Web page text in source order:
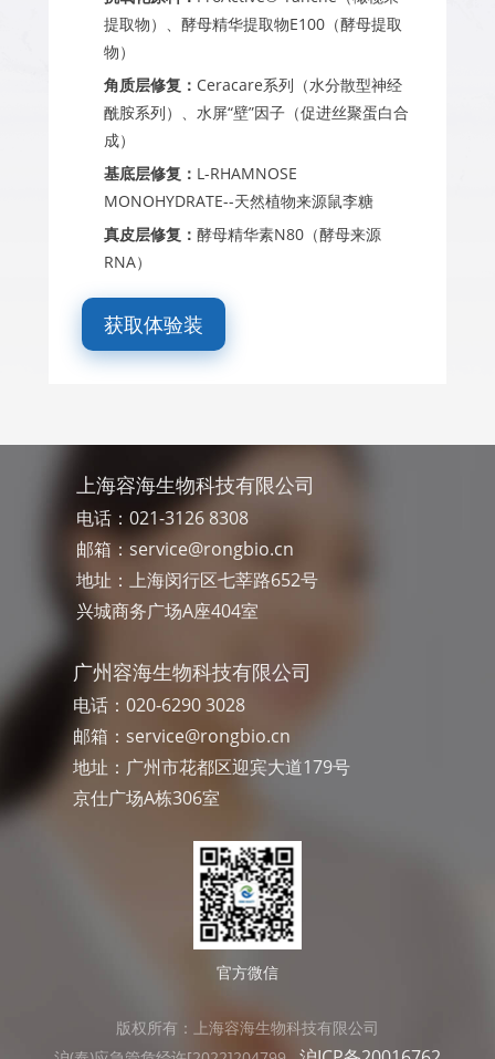
提取物）、酵母精华提取物E100（酵母提取
物）
角质层修复： Ceracare系列（水分散型神经
酰胺系列）、水屏“壁”因子（促进丝聚蛋白合
成）
基底层修复： L-RHAMNOSE
MONOHYDRATE--天然植物来源鼠李糖
真皮层修复： 酵母精华素N80（酵母来源
RNA）
获取体验装
上海容海生物科技有限公司
电话：021-3126 8308
邮箱：service@rongbio.cn
地址：上海闵行区七莘路652号
兴城商务广场A座404室
广州容海生物科技有限公司
电话：020-6290 3028
邮箱： service@rongbio.cn
地址：广州市花都区迎宾大道179号
京仕广场A栋306室
官方微信
版权所有：上海容海生物科技有限公司